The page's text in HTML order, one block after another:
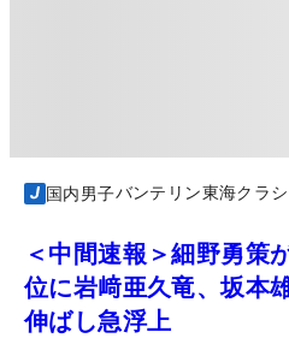
国内男子バンテリン東海クラ
＜中間速報＞細野勇策
位に岩﨑亜久竜、坂
伸ばし急浮上